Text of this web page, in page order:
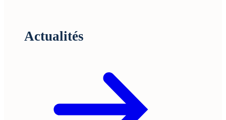
Actualités